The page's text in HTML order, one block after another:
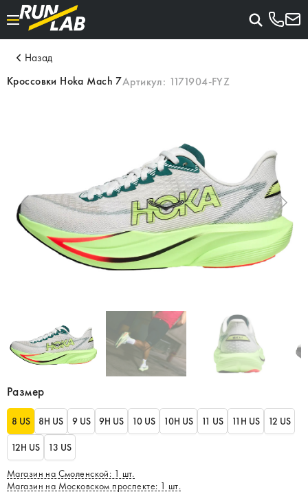
Назад
Кроссовки Hoka Mach 7Артикул: 1171904-FYZ
Размер
8 US 8H US 9 US 9H US 10 US 10H US 11 US 11H US 12 US
12H US 13 US
Магазин на Смоленской: 1 шт.
Магазин на Московском проспекте: 1 шт.